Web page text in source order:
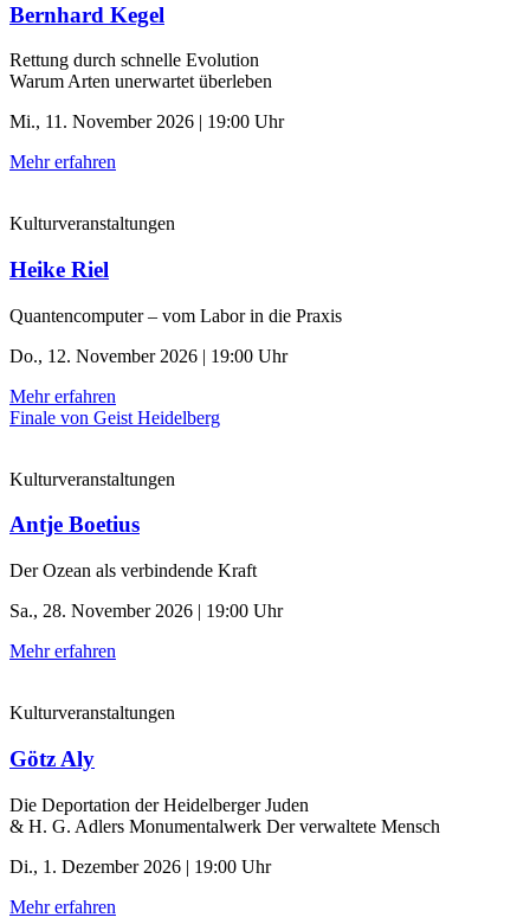
Bernhard Kegel
Rettung durch schnelle ­Evolution
Warum Arten unerwartet überleben
Mi., 11. November 2026 | 19:00 Uhr
Mehr erfahren
Kulturveranstaltungen
Heike Riel
Quantencomputer – vom Labor in die Praxis
Do., 12. November 2026 | 19:00 Uhr
Mehr erfahren
Finale von Geist Heidelberg
Kulturveranstaltungen
Antje Boetius
Der Ozean als verbindende Kraft
Sa., 28. November 2026 | 19:00 Uhr
Mehr erfahren
Kulturveranstaltungen
Götz Aly
Die Deportation der ­Heidelberger Juden
& H. G. Adlers Monumentalwerk Der verwaltete Mensch
Di., 1. Dezember 2026 | 19:00 Uhr
Mehr erfahren